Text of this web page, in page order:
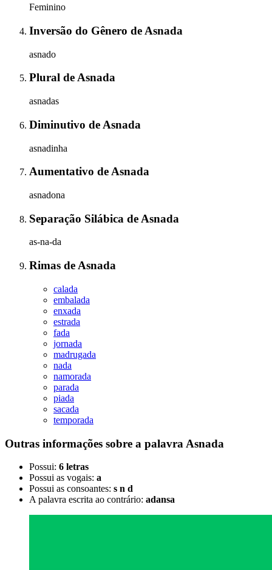
Feminino
Inversão do Gênero de Asnada
asnado
Plural deAsnada
asnadas
Diminutivo de Asnada
asnadinha
Aumentativo deAsnada
asnadona
Separação Silábica de Asnada
as-na-da
Rimas de Asnada
calada
embalada
enxada
estrada
fada
jornada
madrugada
nada
namorada
parada
piada
sacada
temporada
Outras informações sobre a palavra Asnada
Possui: 6 letras
Possui as vogais: a
Possui as consoantes: s n d
A palavra escrita ao contrário: adansa